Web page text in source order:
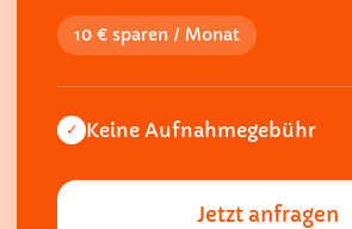
10 € sparen / Monat
✓ Keine Aufnahmegebühr
Jetzt anfragen